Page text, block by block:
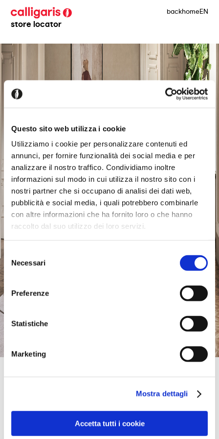
Questo sito web utilizza i cookie
Utilizziamo i cookie per personalizzare contenuti ed
annunci, per fornire funzionalità dei social media e per
analizzare il nostro traffico. Condividiamo inoltre
informazioni sul modo in cui utilizza il nostro sito con i
nostri partner che si occupano di analisi dei dati web,
pubblicità e social media, i quali potrebbero combinarle
con altre informazioni che ha fornito loro o che hanno
raccolto dal suo utilizzo dei loro servizi.
del
consenso
Necessari
Preferenze
Statistiche
Marketing
Mostra dettagli
Accetta tutti i cookie
store locator
backhomeEN
+39 055476404
info@makmobili.it